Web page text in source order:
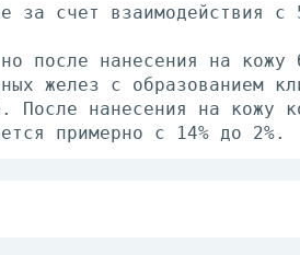
за счет взаимодействия с
после нанесения на кожу
желез с образованием
После нанесения на кожу
примерно с 14% до 2%.